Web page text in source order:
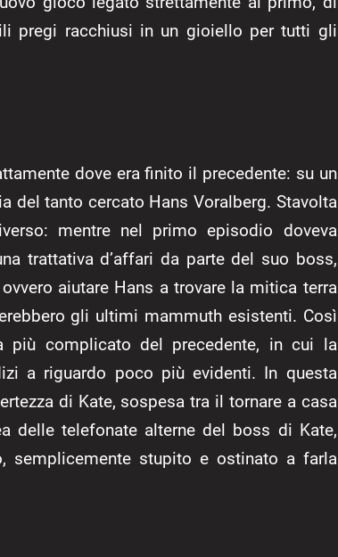
pregi racchiusi in un gioiello per tutti gli
dove era finito il precedente: su un
del tanto cercato Hans Voralberg. Stavolta
mentre nel primo episodio doveva
trattativa d’affari da parte del suo boss,
aiutare Hans a trovare la mitica terra
gli ultimi mammuth esistenti. Così
più complicato del precedente, in cui la
a riguardo poco più evidenti. In questa
di Kate, sospesa tra il tornare a casa
delle telefonate alterne del boss di Kate,
semplicemente stupito e ostinato a farla